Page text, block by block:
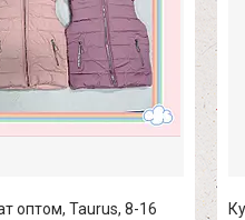
оптом, Taurus, 8-16